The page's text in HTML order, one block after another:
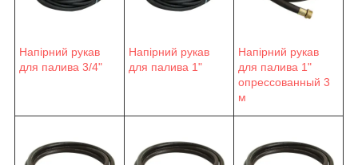
Напірний рукав
для палива 3/4"
Напірний рукав
для палива 1"
Напірний рукав
для палива 1"
опрессованный 3
м